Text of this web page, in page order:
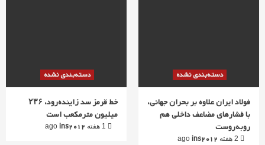
دسته‌بندی نشده
خط قرمز سد زاینده‌رود، ۲۳۶
میلیون مترمکعب است
ins2012
دسته‌بندی نشده
فولاد ایران علاوه بر بحران جهانی،
با فشارهای مضاعف داخلی هم
روبه‌روست
ins2012